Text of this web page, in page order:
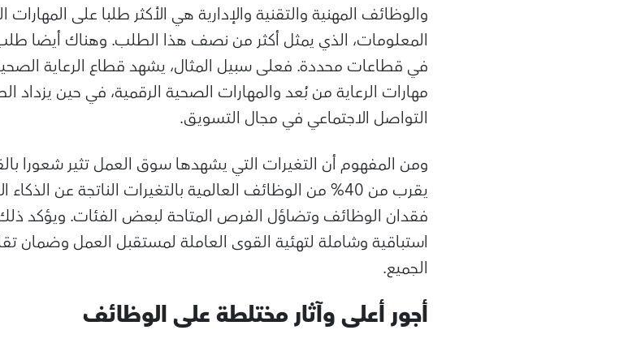
والوظائف المهنية والتقنية والإدارية هي الأكثر طلبا على
المعلومات، الذي يمثل أكثر من نصف هذا الطلب. وهناك أيضا
في قطاعات محددة. فعلى سبيل المثال، يشهد قطاع الرعاية
مهارات الرعاية من بُعد والمهارات الصحية الرقمية، في حين يزداد
التواصل الاجتماعي في مجال التسويق.
ومن المفهوم أن التغيرات التي يشهدها سوق العمل تثير شعورا
يقرب من 40% من الوظائف العالمية بالتغيرات الناتجة عن
فقدان الوظائف وتضاؤل الفرص المتاحة لبعض الفئات. ويؤكد
استباقية وشاملة لتهئية القوى العاملة لمستقبل العمل وضمان
الجميع.
أجور أعلى وآثار مختلطة على الوظائف